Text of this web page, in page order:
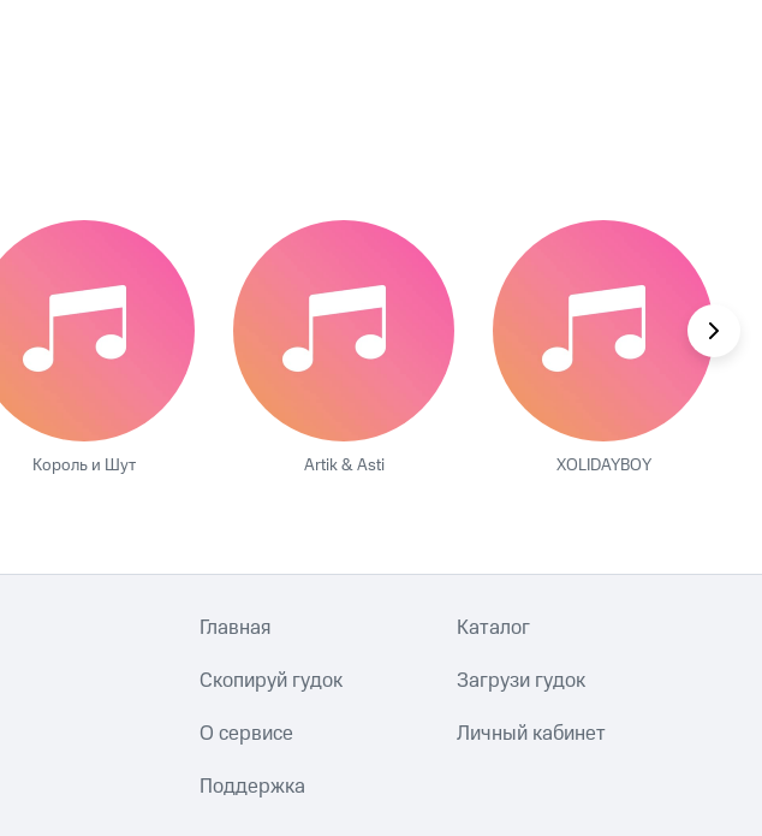
Король и Шут Artik & Asti XOLIDAYBOY
Главная Каталог
Скопируй гудок Загрузи гудок
О сервисе Личный кабинет
Поддержка